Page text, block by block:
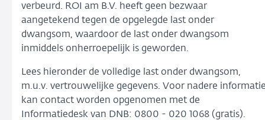
verbeurd. ROI am B.V. heeft geen bezwaar
aangetekend tegen de opgelegde last onder
dwangsom, waardoor de last onder dwangsom
inmiddels onherroepelijk is geworden.
Lees hieronder de volledige last onder dwangsom,
m.u.v. vertrouwelijke gegevens. Voor nadere
kan contact worden opgenomen met de
Informatiedesk van DNB: 0800 - 020 1068 (gratis).